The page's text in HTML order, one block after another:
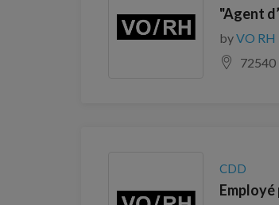
"Agent
byVO RH
72540
CDD